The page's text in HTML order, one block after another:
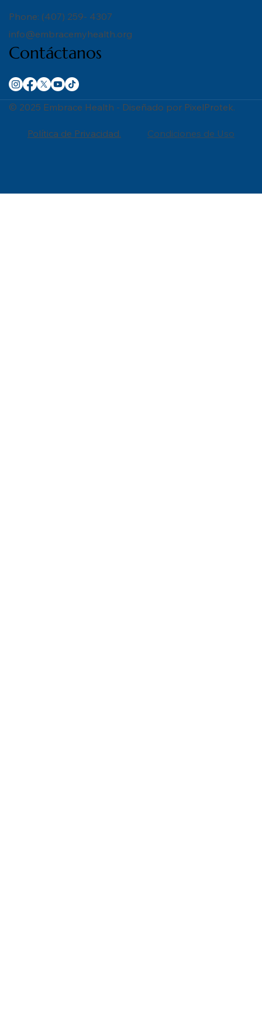
Phone: (407) 259- 4307
info@embracemyhealth.org
Contáctanos
© 2025 Embrace Health - Diseñado por PixelProtek.
Política de Privacidad. Condiciones de Uso